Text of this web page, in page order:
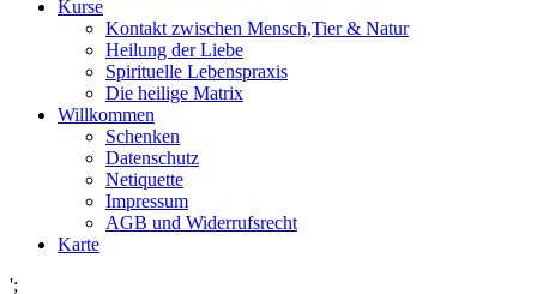
Kurse
Kontakt zwischen Mensch,Tier & Natur
Heilung der Liebe
Spirituelle Lebenspraxis
Die heilige Matrix
Willkommen
Schenken
Datenschutz
Netiquette
Impressum
AGB und Widerrufsrecht
Karte
';